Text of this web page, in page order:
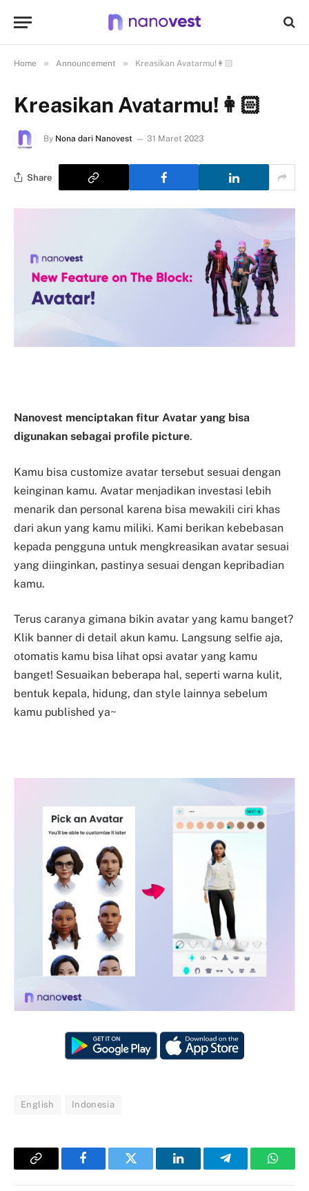
Home » Announcement » Kreasikan Avatarmu!👩🏻
Kreasikan Avatarmu!👩🏻
By Nona dari Nanovest 31 Maret 2023
Share
Nanovest menciptakan fitur Avatar yang bisa
digunakan sebagai profile picture.
Kamu bisa customize avatar tersebut sesuai dengan
keinginan kamu. Avatar menjadikan investasi lebih
menarik dan personal karena bisa mewakili ciri khas
dari akun yang kamu miliki. Kami berikan kebebasan
kepada pengguna untuk mengkreasikan avatar sesuai
yang diinginkan, pastinya sesuai dengan kepribadian
kamu.
Terus caranya gimana bikin avatar yang kamu banget?
Klik banner di detail akun kamu. Langsung selfie aja,
otomatis kamu bisa lihat opsi avatar yang kamu
banget! Sesuaikan beberapa hal, seperti warna kulit,
bentuk kepala, hidung, dan style lainnya sebelum
kamu published ya~
English Indonesia
Copy
FacebookTwitter LinkedInTelegram